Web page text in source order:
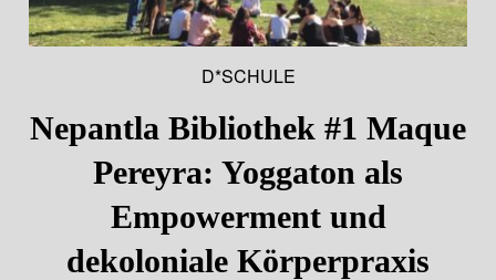
D*SCHULE
Nepantla Bibliothek #1 Maque
Pereyra: Yoggaton als
Empowerment und
dekoloniale Körperpraxis